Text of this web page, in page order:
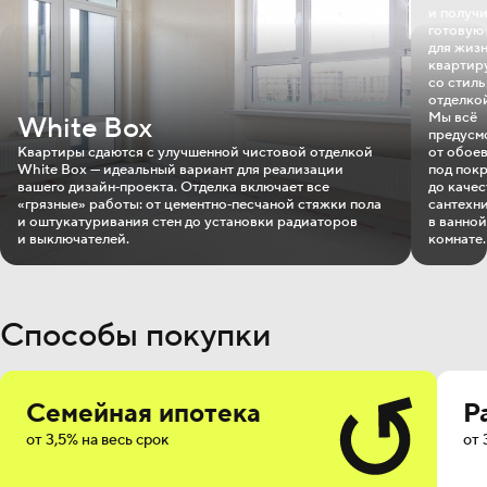
White Box
Квартиры сдаются с улучшенной чистовой отделкой
White Box — идеальный вариант для реализации
вашего дизайн‐проекта. Отделка включает все
«грязные» работы: от цементно‐песчаной стяжки пола
и оштукатуривания стен до установки радиаторов
и выключателей.
готовую
для
со
Мы всё
от обоев
под
до
в ванной
комнате.
Способы покупки
Семейная ипотека
от 3,5% на весь срок от